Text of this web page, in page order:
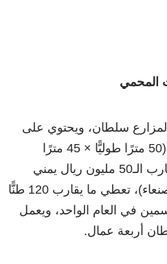
المحمي
سلطان، ويحتوي على
29 حوضًا أو خلية، بمساحة (50 مترًا طوليًّا × 45 مترًا
عرضيًّا)، وبتكلفة إجمالية تقارب الـ50 مليون ريال يمني
(الدولار يساوي 560 ريالًا بصنعاء)، تعطي ما يقارب 120 طنًّا
في العام الواحد، ويعمل
أربعة عمال.